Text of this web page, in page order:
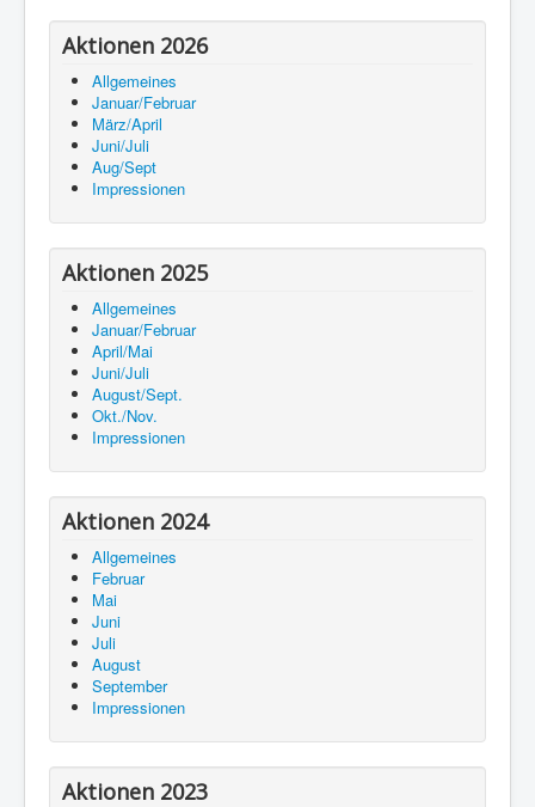
Aktionen 2026
Allgemeines
Januar/Februar
März/April
Juni/Juli
Aug/Sept
Impressionen
Aktionen 2025
Allgemeines
Januar/Februar
April/Mai
Juni/Juli
August/Sept.
Okt./Nov.
Impressionen
Aktionen 2024
Allgemeines
Februar
Mai
Juni
Juli
August
September
Impressionen
Aktionen 2023